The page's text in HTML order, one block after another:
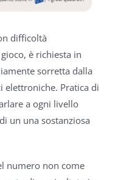
difficoltà
è richiesta in
sorretta dalla
elettroniche. Pratica di
a ogni livello
un una sostanziosa
numero non come